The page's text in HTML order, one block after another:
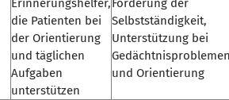
Erinnerungshelfer,
die Patienten bei
der Orientierung
und täglichen
Aufgaben
unterstützen
Förderung der
Selbstständigkeit,
Unterstützung bei
und Orientierung